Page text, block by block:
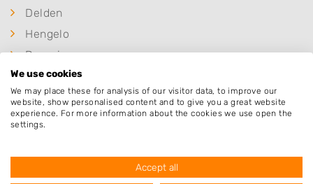
Delden
Hengelo
Deurningen
Bornerbroek
Albergen
Ambt Delden
Almelo
Mariaparochie
We use cookies
We may place these for analysis of our visitor data, to improve our
website, show personalised content and to give you a great website
experience. For more information about the cookies we use open the
settings.
Accept all